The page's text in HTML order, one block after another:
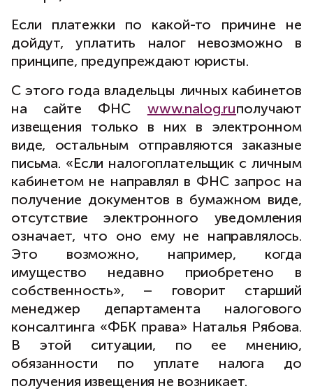
Если платежки по какой-то причине не
дойдут, уплатить налог невозможно в
принципе, предупреждают юристы.
С этого года владельцы личных кабинетов
на сайте ФНС www.nalog.ruполучают
извещения только в них в электронном
виде, остальным отправляются заказные
письма. «Если налогоплательщик с личным
кабинетом не направлял в ФНС запрос на
получение документов в бумажном виде,
отсутствие электронного уведомления
означает, что оно ему не направлялось.
Это возможно, например, когда
имущество недавно приобретено в
собственность», – говорит старший
менеджер департамента налогового
консалтинга «ФБК права» Наталья Рябова.
В этой ситуации, по ее мнению,
обязанности по уплате налога до
получения извещения не возникает.